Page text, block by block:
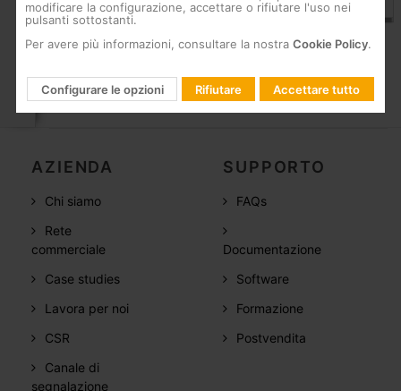
209901,209907
AZIENDA
Chi siamo
Rete
commerciale
Case studies
Lavora per noi
CSR
Canale di
segnalazione
SUPPORTO
FAQs
Documentazione
Software
Formazione
Postvendita
modificare la configurazione, accettare o rifiutare l'uso nei
pulsanti sottostanti.
Per avere più informazioni, consultare la nostra Cookie Policy.
Configurare le opzioni Rifiutare Accettare tutto